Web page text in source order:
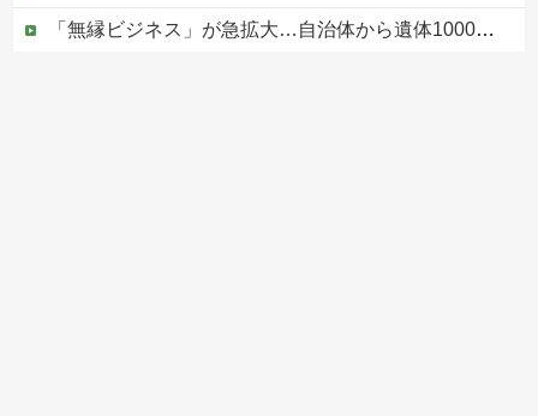
「無縁ビジネス」が急拡大…自治体から遺体1000体超を引き取る業者も